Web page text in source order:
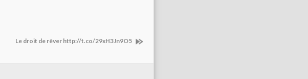
Le droit de rêver http://t.co/29xH3Jn9O5